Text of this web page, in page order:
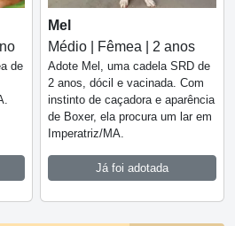
de
Mel
Médio | Fêmea | 2 anos
Adote Mel, uma cadela SRD de
2 anos, dócil e vacinada. Com
instinto de caçadora e aparência
de Boxer, ela procura um lar em
Imperatriz/MA.
Já foi adotada